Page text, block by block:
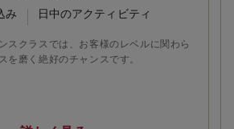
み
日中のアクティビティ
スクラスでは、お客様のレベルに関わら
を磨く絶好のチャンスです。